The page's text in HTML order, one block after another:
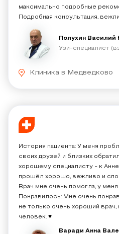
максимально подробные
Подробная консультация,
Полухин Василий
Узи-специалист
Клиника в Медведково
История пациента: У меня
своих друзей и близких
хорошему специалисту - к
прошёл хорошо, вежливо и
Врач мне очень помогла, у
Понравилось: Мне очень
не только очень хороший врач,
человек. ♥️
Варади Анна